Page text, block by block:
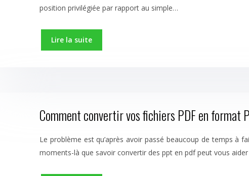
position privilégiée par rapport au simple…
Lire la suite
Comment convertir vos fichiers PDF en format
Le problème est qu’après avoir passé beaucoup de temps à
moments-là que savoir convertir des ppt en pdf peut vous